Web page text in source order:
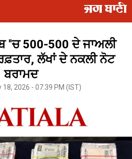
''ਚ 500-500 ਦੇ ਜਾਅਲੀ
ਲੱਖਾਂ ਦੇ ਨਕਲੀ ਨੋਟ
ਬਰਾਮਦ
18, 2026 - 07:39 PM (IST)